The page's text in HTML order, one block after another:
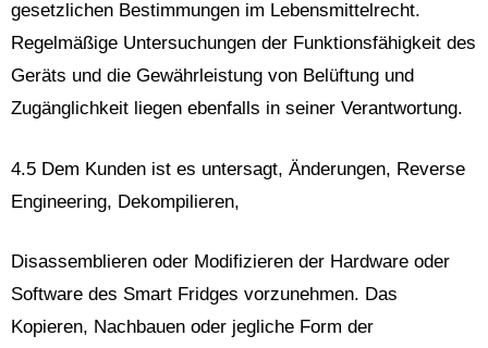
gesetzlichen Bestimmungen im Lebensmittelrecht.
Regelmäßige Untersuchungen der Funktionsfähigkeit des
Geräts und die Gewährleistung von Belüftung und
Zugänglichkeit liegen ebenfalls in seiner Verantwortung.
4.5 Dem Kunden ist es untersagt, Änderungen, Reverse
Engineering, Dekompilieren,
Disassemblieren oder Modifizieren der Hardware oder
Software des Smart Fridges vorzunehmen. Das
Kopieren, Nachbauen oder jegliche Form der